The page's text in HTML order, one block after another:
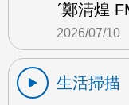
ˊ鄭清煌
2026/07/10
生活掃描